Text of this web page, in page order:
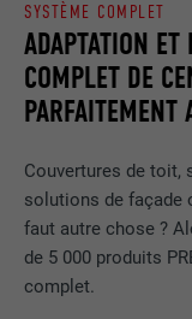
ADAPTATION
COMPLET DE
PARFAITEMENT
SYSTÈME COMPLET
Couvertures de toit,
solutions de façade
faut autre chose ?
de 5 000 produits
complet.
FOURNISSEUR
EXPIRATION
UTILITÉ
NOM